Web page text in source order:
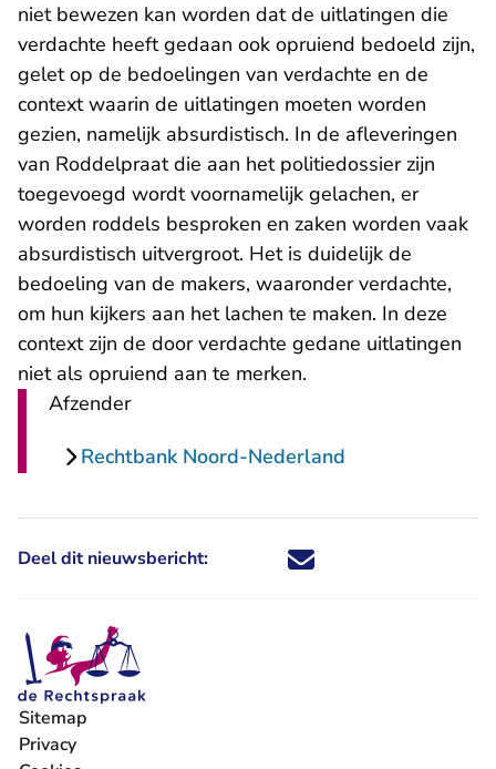
niet bewezen kan worden dat de uitlatingen die
verdachte heeft gedaan ook opruiend bedoeld zijn,
gelet op de bedoelingen van verdachte en de
context waarin de uitlatingen moeten worden
gezien, namelijk absurdistisch. In de afleveringen
van Roddelpraat die aan het politiedossier zijn
toegevoegd wordt voornamelijk gelachen, er
worden roddels besproken en zaken worden vaak
absurdistisch uitvergroot. Het is duidelijk de
bedoeling van de makers, waaronder verdachte,
om hun kijkers aan het lachen te maken. In deze
context zijn de door verdachte gedane uitlatingen
niet als opruiend aan te merken.
Afzender
Rechtbank Noord-Nederland
Deel dit nieuwsbericht: Deel dit nieuwsbericht via X -
Deel dit nieuwsbericht via
Deel dit nieuwsbericht
Deel dit
Sitemap
Privacy